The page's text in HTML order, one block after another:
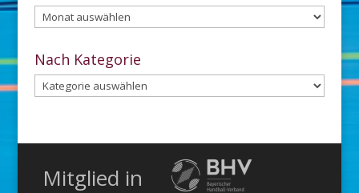
Aus
dem
Archiv
Nach Kategorie
Nach
Kategorie
Mitglied in